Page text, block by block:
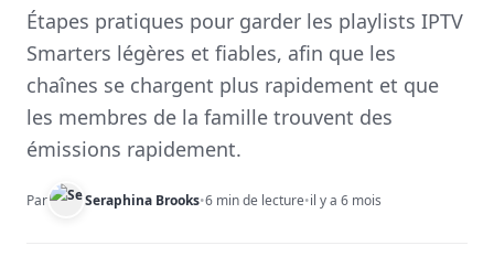
Étapes pratiques pour garder les playlists IPTV
Smarters légères et fiables, afin que les
chaînes se chargent plus rapidement et que
les membres de la famille trouvent des
émissions rapidement.
Par Seraphina Brooks•6 min de lecture•il y a 6 mois